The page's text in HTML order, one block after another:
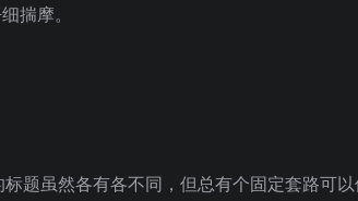
揣摩。
题虽然各有各不同，但总有个固定套路可